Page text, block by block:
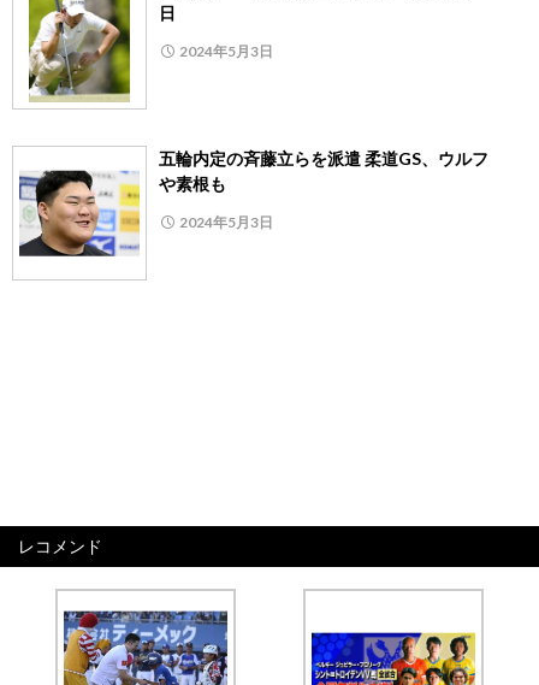
日
2024年5月3日
五輪内定の斉藤立らを派遣 柔道GS、ウルフ
や素根も
2024年5月3日
レコメンド